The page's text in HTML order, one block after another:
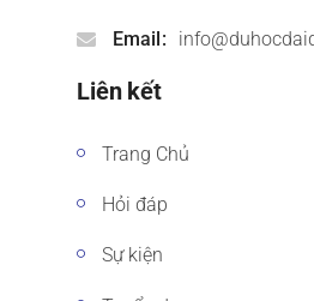
Email
Liên kết
Trang Chủ
Hỏi đáp
Sự kiện